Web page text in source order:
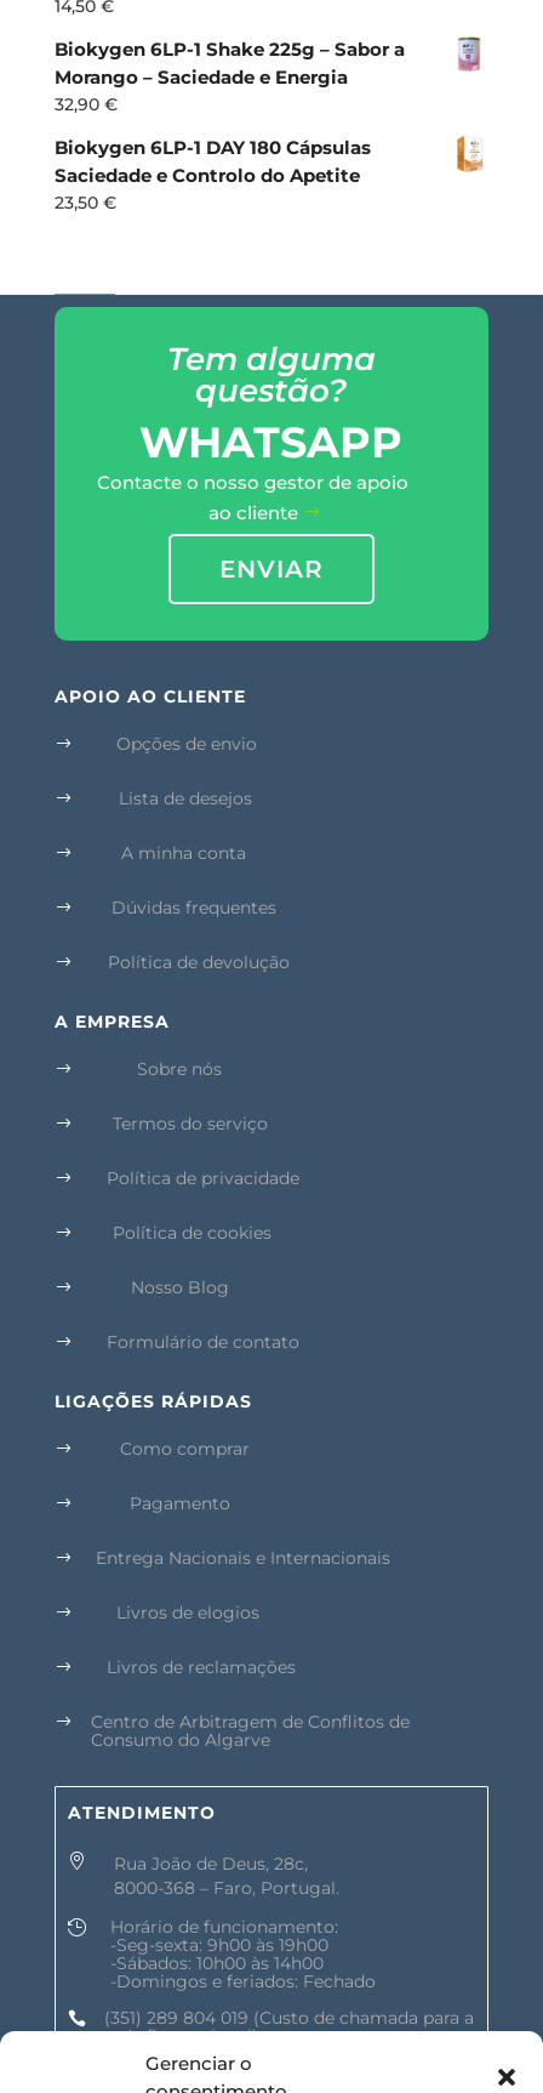
Gerenciar o
14,50 €
Biokygen 6LP-1 Shake 225g – Sabor a
Morango – Saciedade e Energia
32,90 €
Biokygen 6LP-1 DAY 180 Cápsulas
Saciedade e Controlo do Apetite
23,50 €
Tem alguma
questão?
WHATSAPP
Contacte o nosso gestor de apoio
ao cliente
ENVIAR
APOIO AO CLIENTE
$ Opções de envio
$ Lista de desejos
$ A minha conta
$ Dúvidas frequentes
$ Política de devolução
A EMPRESA
$ Sobre nós
$ Termos do serviço
$ Política de privacidade
$ Política de cookies
$ Nosso Blog
$ Formulário de contato
LIGAÇÕES RÁPIDAS
$ Como comprar
$ Pagamento
$ Entrega Nacionais e Internacionais
$ Livros de elogios
$ Livros de reclamações
$
Centro de Arbitragem de Conflitos de
Consumo do Algarve
ATENDIMENTO

Rua João de Deus, 28c,
8000-368 – Faro, Portugal.

Horário de funcionamento:
-Seg-sexta: 9h00 às 19h00
-Sábados: 10h00 às 14h00
-Domingos e feriados: Fechado
 (351) 289 804 019 (Custo de chamada para a
rede fixa nacional)
geral@shalomnature.com